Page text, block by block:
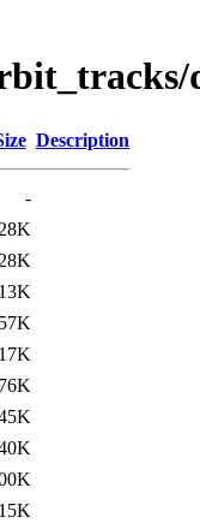
Description
-
57K
17K
76K